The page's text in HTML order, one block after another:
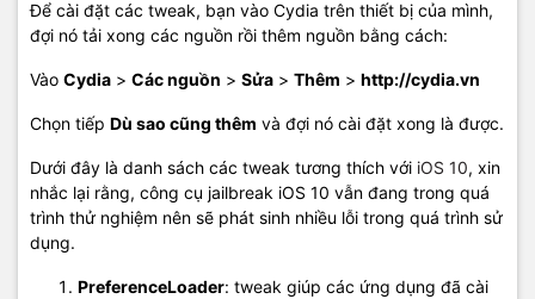
Để cài đặt các tweak, bạn vào Cydia trên thiết bị của mình,
đợi nó tải xong các nguồn rồi thêm nguồn bằng cách:
Vào Cydia > Các nguồn > Sửa > Thêm > http://cydia.vn
Chọn tiếp Dù sao cũng thêm và đợi nó cài đặt xong là được.
Dưới đây là danh sách các tweak tương thích với iOS 10, xin
nhắc lại rằng, công cụ jailbreak iOS 10 vẫn đang trong quá
trình thử nghiệm nên sẽ phát sinh nhiều lỗi trong quá trình sử
dụng.
PreferenceLoader: tweak giúp các ứng dụng đã cài